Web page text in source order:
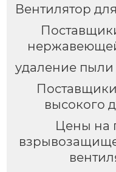
Вентилятор
нержавеющей
удаление пыли
высокого
Цены на